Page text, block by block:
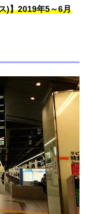
)】2019年5～6月